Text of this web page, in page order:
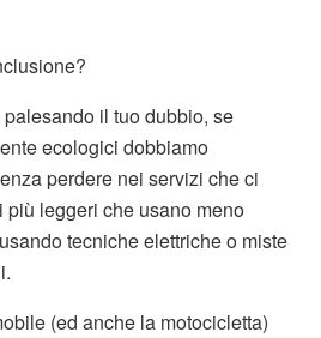
il tuo dubbio, se
ecologici dobbiamo
perdere nei servizi che ci
leggeri che usano meno
tecniche elettriche o miste
(ed anche la motocicletta)